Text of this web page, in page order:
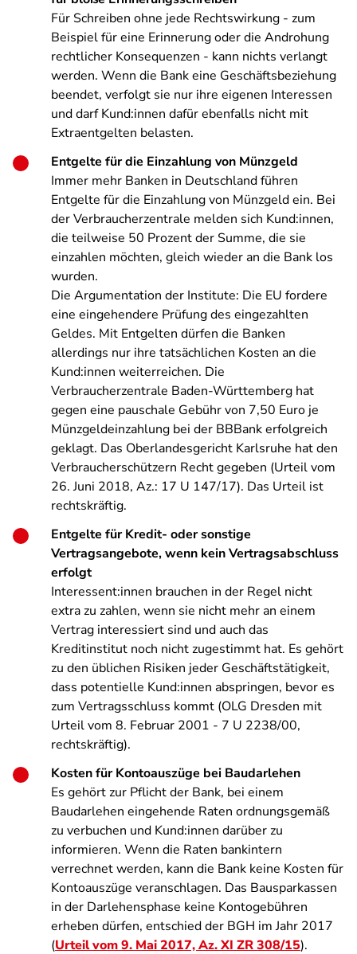
Für Schreiben ohne jede Rechtswirkung - zum
Beispiel für eine Erinnerung oder die Androhung
rechtlicher Konsequenzen - kann nichts verlangt
werden. Wenn die Bank eine Geschäftsbeziehung
beendet, verfolgt sie nur ihre eigenen Interessen
und darf Kund:innen dafür ebenfalls nicht mit
Extraentgelten belasten.
Entgelte für die Einzahlung von Münzgeld
Immer mehr Banken in Deutschland führen
Entgelte für die Einzahlung von Münzgeld ein. Bei
der Verbraucherzentrale melden sich Kund:innen,
die teilweise 50 Prozent der Summe, die sie
einzahlen möchten, gleich wieder an die Bank los
wurden.
Die Argumentation der Institute: Die EU fordere
eine eingehendere Prüfung des eingezahlten
Geldes. Mit Entgelten dürfen die Banken
allerdings nur ihre tatsächlichen Kosten an die
Kund:innen weiterreichen. Die
Verbraucherzentrale Baden-Württemberg hat
gegen eine pauschale Gebühr von 7,50 Euro je
Münzgeldeinzahlung bei der BBBank erfolgreich
geklagt. Das Oberlandesgericht Karlsruhe hat den
Verbraucherschützern Recht gegeben (Urteil vom
26. Juni 2018, Az.: 17 U 147/17). Das Urteil ist
rechtskräftig.
Entgelte für Kredit- oder sonstige
Vertragsangebote, wenn kein Vertragsabschluss
erfolgt
Interessent:innen brauchen in der Regel nicht
extra zu zahlen, wenn sie nicht mehr an einem
Vertrag interessiert sind und auch das
Kreditinstitut noch nicht zugestimmt hat. Es gehört
zu den üblichen Risiken jeder Geschäftstätigkeit,
dass potentielle Kund:innen abspringen, bevor es
zum Vertragsschluss kommt (OLG Dresden mit
Urteil vom 8. Februar 2001 - 7 U 2238/00,
rechtskräftig).
Kosten für Kontoauszüge bei Baudarlehen
Es gehört zur Pflicht der Bank, bei einem
Baudarlehen eingehende Raten ordnungsgemäß
zu verbuchen und Kund:innen darüber zu
informieren. Wenn die Raten bankintern
verrechnet werden, kann die Bank keine Kosten für
Kontoauszüge veranschlagen. Das Bausparkassen
in der Darlehensphase keine Kontogebühren
erheben dürfen, entschied der BGH im Jahr 2017
(Urteil vom 9. Mai 2017, Az. XI ZR 308/15).